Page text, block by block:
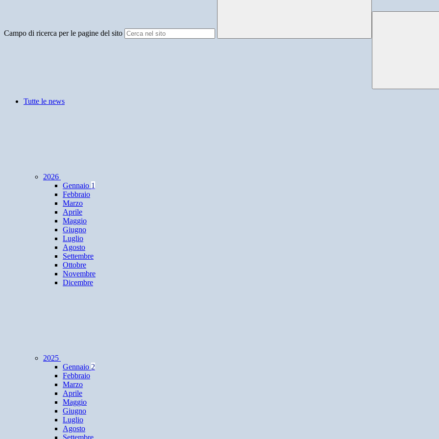
Campo di ricerca per le pagine del sito
Tutte le news
2026
Gennaio 1
Febbraio
Marzo
Aprile
Maggio
Giugno
Luglio
Agosto
Settembre
Ottobre
Novembre
Dicembre
2025
Gennaio 2
Febbraio
Marzo
Aprile
Maggio
Giugno
Luglio
Agosto